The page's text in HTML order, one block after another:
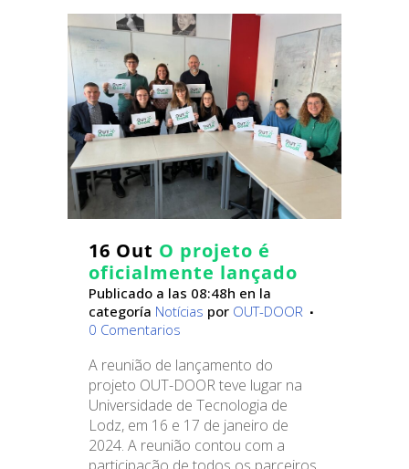
16 Out O projeto é
oficialmente lançado
Publicado a las 08:48h en la
categoría Notícias por OUT-DOOR
0 Comentarios
A reunião de lançamento do
projeto OUT-DOOR teve lugar na
Universidade de Tecnologia de
Lodz, em 16 e 17 de janeiro de
2024. A reunião contou com a